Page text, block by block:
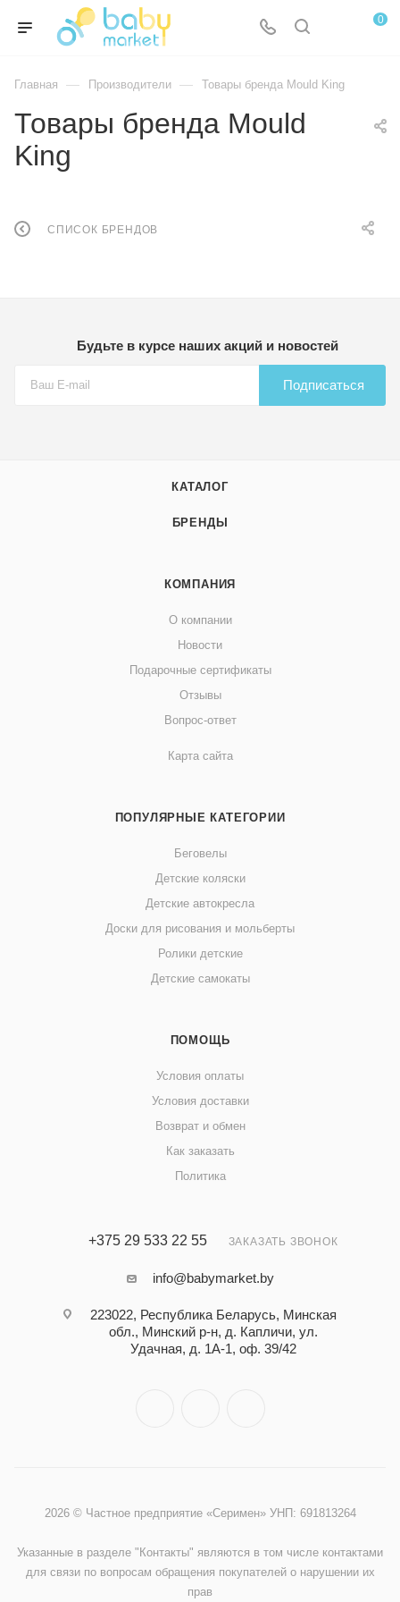
0
Главная — Производители — Товары бренда Mould King
Товары бренда Mould
King
СПИСОК БРЕНДОВ
Будьте в курсе наших акций и новостей
Подписаться
КАТАЛОГ
БРЕНДЫ
КОМПАНИЯ
О компании
Новости
Подарочные сертификаты
Отзывы
Вопрос-ответ
Карта сайта
ПОПУЛЯРНЫЕ КАТЕГОРИИ
Беговелы
Детские коляски
Детские автокресла
Доски для рисования и мольберты
Ролики детские
Детские самокаты
ПОМОЩЬ
Условия оплаты
Условия доставки
Возврат и обмен
Как заказать
Политика
+375 29 533 22 55 ЗАКАЗАТЬ ЗВОНОК
info@babymarket.by
223022, Республика Беларусь, Минская
обл., Минский р-н, д. Капличи, ул.
Удачная, д. 1А-1, оф. 39/42
2026 © Частное предприятие «Серимен» УНП: 691813264
Указанные в разделе "Контакты" являются в том числе контактами
для связи по вопросам обращения покупателей о нарушении их
прав